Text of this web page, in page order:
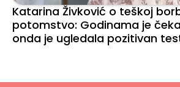
Katarina Živković o teškoj
potomstvo: Godinama je
onda je ugledala pozitivan